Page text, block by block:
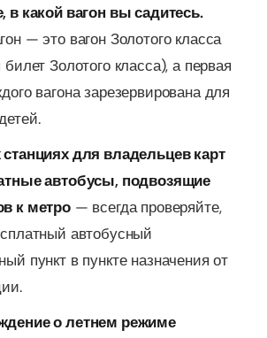
в какой вагон вы садитесь.
— это вагон Золотого класса
билет Золотого класса), а первая
вагона зарезервирована для
для владельцев карт
автобусы, подвозящие
к метро— всегда проверяйте,
автобусный
пункт в пункте назначения от
о летнем режиме